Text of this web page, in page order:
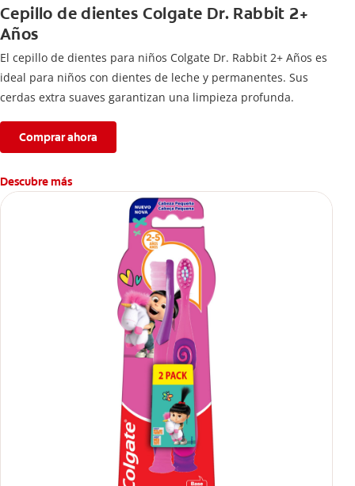
Cepillo de dientes Colgate Dr. Rabbit 2+
Años
El cepillo de dientes para niños Colgate Dr. Rabbit 2+ Años es
ideal para niños con dientes de leche y permanentes. Sus
cerdas extra suaves garantizan una limpieza profunda.
Comprar ahora
Descubre más